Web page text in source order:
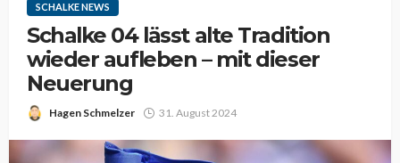
SCHALKE NEWS
Schalke 04 lässt alte Tradition
wieder aufleben – mit dieser
Neuerung
Hagen Schmelzer 31. August 2024